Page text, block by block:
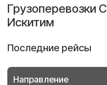
Грузоперевозки
Искитим
Последние рейсы
Направление